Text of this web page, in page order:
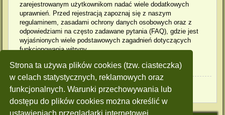
Strona ta używa plików cookies (tzw. ciasteczka)
w celach statystycznych, reklamowych oraz
funkcjonalnych. Warunki przechowywania lub
dostępu do plików cookies można określić w
ustawieniach przeglądarki internetowej.
zarejestrowanym użytkownikom nadać wiele dodatkowych
uprawnień. Przed rejestracją zapoznaj się z naszym
regulaminem, zasadami ochrony danych osobowych oraz z
odpowiedziami na często zadawane pytania (FAQ), gdzie jest
wyjaśnionych wiele podstawowych zagadnień dotyczących
funkcjonowania witryny.
Regulamin|Zasady ochrony danych osobowych
Zarejestruj się